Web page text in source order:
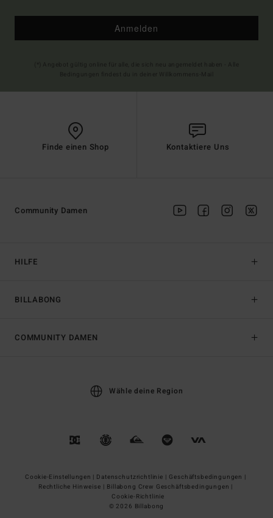
Anmelden
Finde einen Shop Kontaktiere Uns
HILFE
BILLABONG
Community Damen
COMMUNITY DAMEN
Wähle deine Region
Cookie-Einstellungen | Datenschutzrichtlinie | Geschäftsbedingungen |
Rechtliche Hinweise | Billabong Crew Geschäftsbedingungen |
Cookie-Richtlinie
© 2026 Billabong